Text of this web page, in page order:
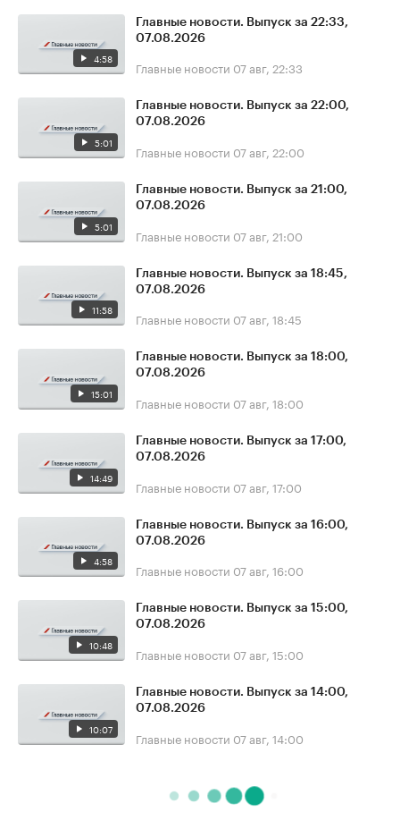
4:58
Главные новости. Выпуск за 22:33,
07.08.2026
Главные новости 07 авг, 22:33
5:01
Главные новости. Выпуск за 22:00,
07.08.2026
Главные новости 07 авг, 22:00
5:01
Главные новости. Выпуск за 21:00,
07.08.2026
Главные новости 07 авг, 21:00
11:58
Главные новости. Выпуск за 18:45,
07.08.2026
Главные новости 07 авг, 18:45
15:01
Главные новости. Выпуск за 18:00,
07.08.2026
Главные новости 07 авг, 18:00
14:49
Главные новости. Выпуск за 17:00,
07.08.2026
Главные новости 07 авг, 17:00
4:58
Главные новости. Выпуск за 16:00,
07.08.2026
Главные новости 07 авг, 16:00
10:48
Главные новости. Выпуск за 15:00,
07.08.2026
Главные новости 07 авг, 15:00
10:07
Главные новости. Выпуск за 14:00,
07.08.2026
Главные новости 07 авг, 14:00